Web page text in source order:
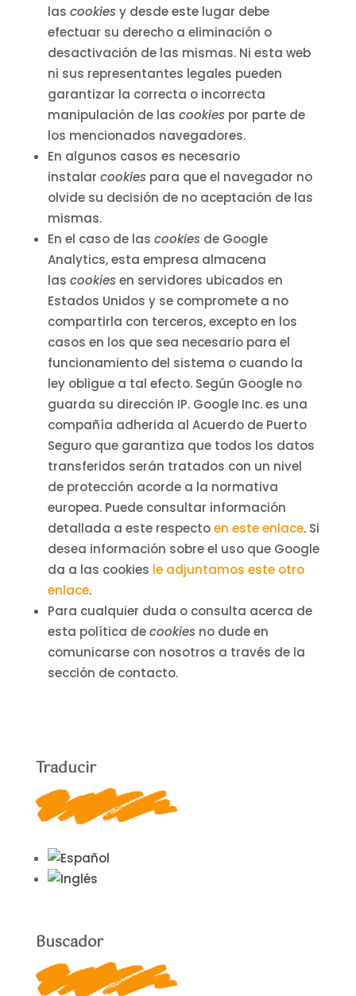
las cookies y desde este lugar debe
efectuar su derecho a eliminación o
desactivación de las mismas. Ni esta web
ni sus representantes legales pueden
garantizar la correcta o incorrecta
manipulación de las cookies por parte de
los mencionados navegadores.
En algunos casos es necesario
instalar cookies para que el navegador no
olvide su decisión de no aceptación de las
mismas.
En el caso de las cookies de Google
Analytics, esta empresa almacena
las cookies en servidores ubicados en
Estados Unidos y se compromete a no
compartirla con terceros, excepto en los
casos en los que sea necesario para el
funcionamiento del sistema o cuando la
ley obligue a tal efecto. Según Google no
guarda su dirección IP. Google Inc. es una
compañía adherida al Acuerdo de Puerto
Seguro que garantiza que todos los datos
transferidos serán tratados con un nivel
de protección acorde a la normativa
europea. Puede consultar información
detallada a este respecto en este enlace. Si
desea información sobre el uso que Google
da a las cookies le adjuntamos este otro
enlace.
Para cualquier duda o consulta acerca de
esta política de cookies no dude en
comunicarse con nosotros a través de la
sección de contacto.
Traducir
Buscador